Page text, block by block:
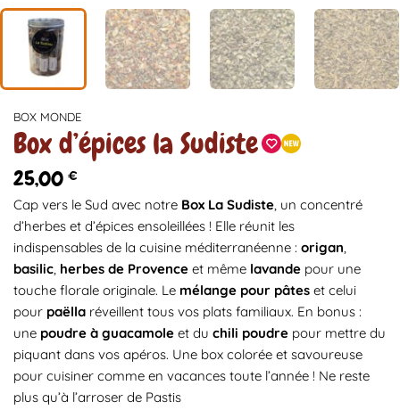
BOX MONDE
Box d’épices la Sudiste
25,00 €
Cap vers le Sud avec notre Box La Sudiste, un concentré
d’herbes et d’épices ensoleillées ! Elle réunit les
indispensables de la cuisine méditerranéenne : origan,
basilic, herbes de Provence et même lavande pour une
touche florale originale. Le mélange pour pâtes et celui
pour paëlla réveillent tous vos plats familiaux. En bonus :
une poudre à guacamole et du chili poudre pour mettre du
piquant dans vos apéros. Une box colorée et savoureuse
pour cuisiner comme en vacances toute l’année ! Ne reste
plus qu’à l’arroser de Pastis